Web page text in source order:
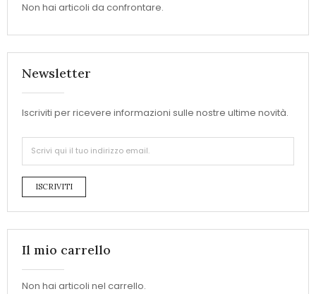
Non hai articoli da confrontare.
Newsletter
Iscriviti per ricevere informazioni sulle nostre ultime novità.
ISCRIVITI
Il mio carrello
Non hai articoli nel carrello.